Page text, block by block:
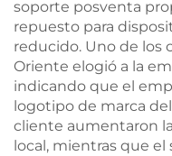
soporte posventa
repuesto para
reducido. Uno de los
Oriente elogió a la
indicando que el
logotipo de marca
cliente aumentaron
local, mientras que